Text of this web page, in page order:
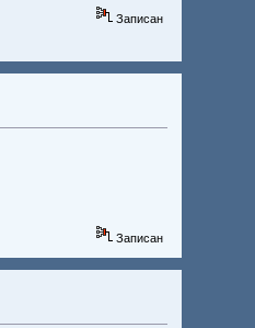
Записан
Записан